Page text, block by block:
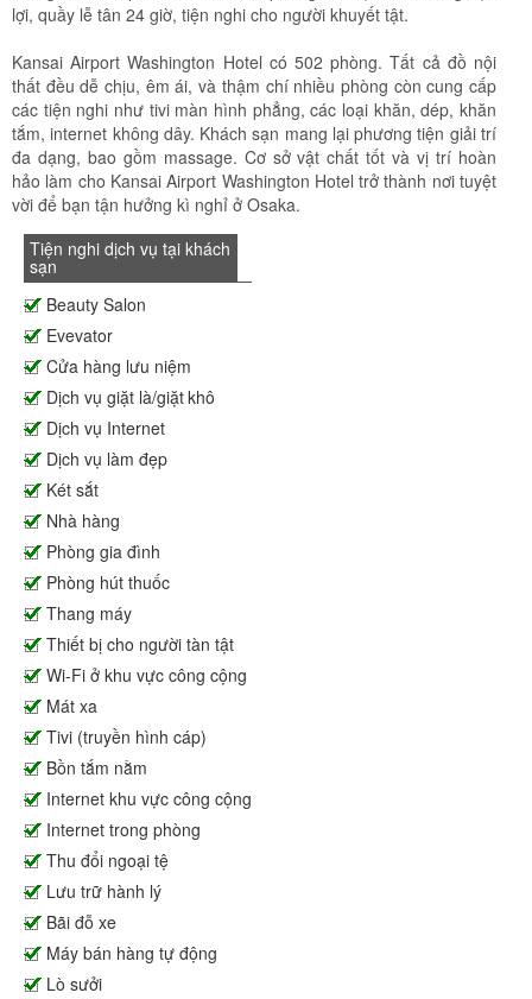
lợi, quầy lễ tân 24 giờ, tiện nghi cho người khuyết tật.
Kansai Airport Washington Hotel có 502 phòng. Tất cả đồ nội
thất đều dễ chịu, êm ái, và thậm chí nhiều phòng còn cung cấp
các tiện nghi như tivi màn hình phẳng, các loại khăn, dép, khăn
tắm, internet không dây. Khách sạn mang lại phương tiện giải trí
đa dạng, bao gồm massage. Cơ sở vật chất tốt và vị trí hoàn
hảo làm cho Kansai Airport Washington Hotel trở thành nơi tuyệt
vời để bạn tận hưởng kì nghỉ ở Osaka.
Tiện nghi dịch vụ tại khách
sạn
Beauty Salon
Evevator
Cửa hàng lưu niệm
Dịch vụ giặt là/giặt khô
Dịch vụ Internet
Dịch vụ làm đẹp
Két sắt
Nhà hàng
Phòng gia đình
Phòng hút thuốc
Thang máy
Thiết bị cho người tàn tật
Wi-Fi ở khu vực công cộng
Mát xa
Tivi (truyền hình cáp)
Bồn tắm nằm
Internet khu vực công cộng
Internet trong phòng
Thu đổi ngoại tệ
Lưu trữ hành lý
Bãi đỗ xe
Máy bán hàng tự động
Lò sưởi